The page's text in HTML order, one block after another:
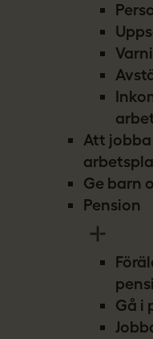
Att
Ge barn
Pension
Gå i